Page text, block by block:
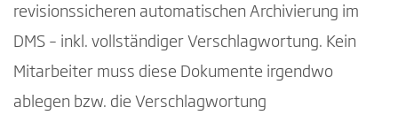
revisionssicheren automatischen Archivierung im
DMS – inkl. vollständiger Verschlagwortung. Kein
Mitarbeiter muss diese Dokumente irgendwo
ablegen bzw. die Verschlagwortung